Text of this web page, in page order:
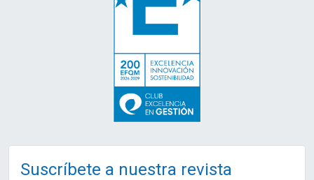
Suscríbete a nuestra revista